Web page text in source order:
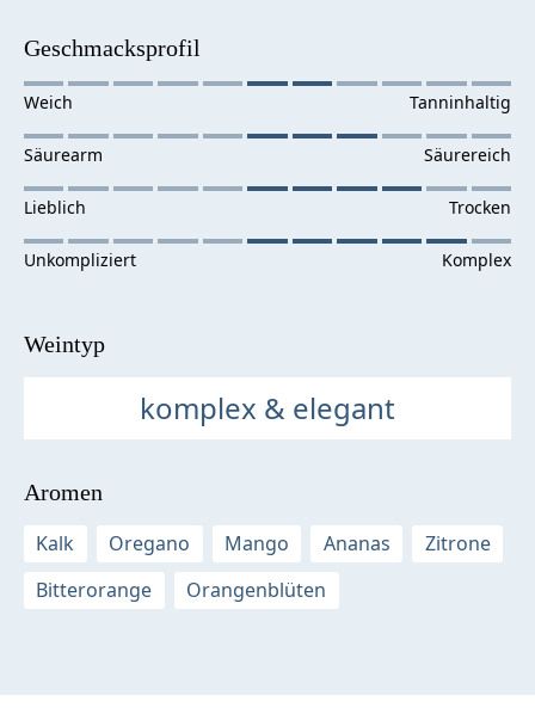
Geschmacksprofil
Weintyp
komplex & elegant
Aromen
Kalk
Oregano Mango Ananas
Zitrone
Bitterorange
Orangenblüten